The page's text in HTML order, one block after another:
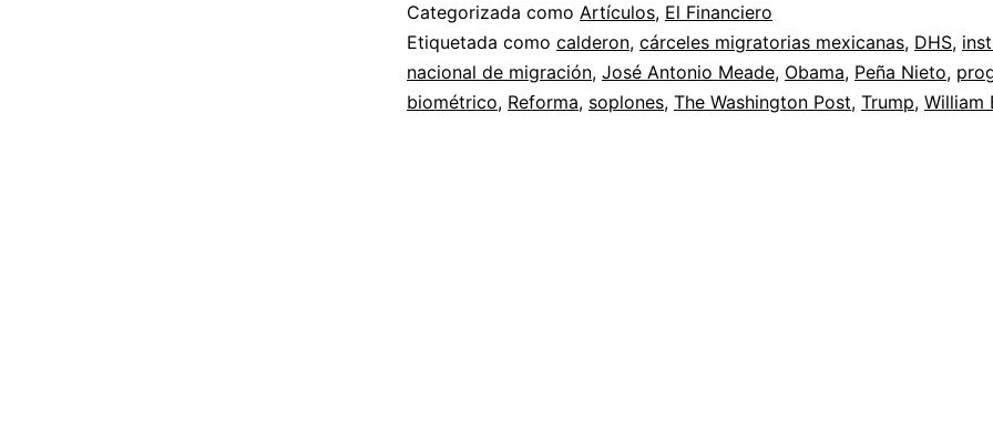
Categorizada como Artículos, El Financiero
Etiquetada como calderon, cárceles migratorias mexicanas, DHS,
nacional de migración, José Antonio Meade, Obama, Peña Nieto,
biométrico, Reforma, soplones, The Washington Post, Trump, William